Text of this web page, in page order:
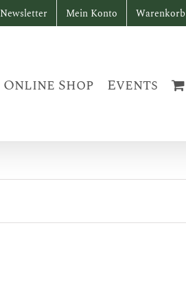
Newsletter Mein Konto Warenkorb
Online Shop Events